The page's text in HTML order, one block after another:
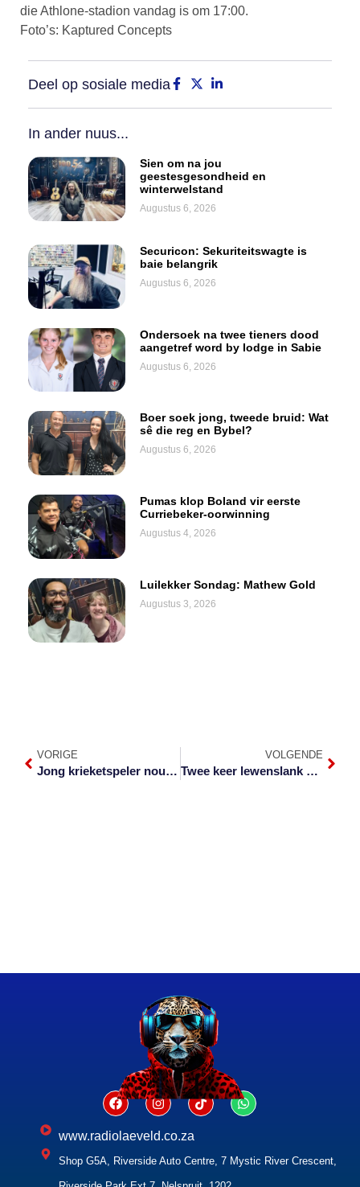
die Athlone-stadion vandag is om 17:00.
Foto’s: Kaptured Concepts
Deel op sosiale media
In ander nuus...
Sien om na jou
geestesgesondheid en
winterwelstand
Augustus 6, 2026
Securicon: Sekuriteitswagte is
baie belangrik
Augustus 6, 2026
Ondersoek na twee tieners dood
aangetref word by lodge in Sabie
Augustus 6, 2026
Boer soek jong, tweede bruid: Wat
sê die reg en Bybel?
Augustus 6, 2026
Pumas klop Boland vir eerste
Curriebeker-oorwinning
Augustus 4, 2026
Luilekker Sondag: Mathew Gold
Augustus 3, 2026
VORIGE
Jong krieketspeler nou ‘n junior Protea
VOLGENDE
Twee keer lewenslank vir man wat vriendin en haar suster vermoor
www.radiolaeveld.co.za
Shop G5A, Riverside Auto Centre, 7 Mystic River Crescent,